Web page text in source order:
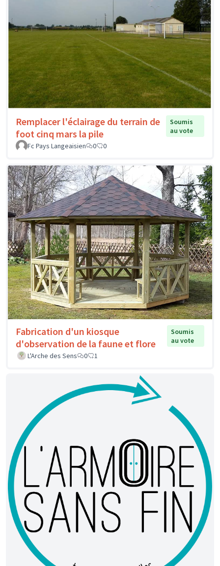
Remplacer l'éclairage du terrain de
foot cinq mars la pile
Soumis
au vote
Fc Pays Langeaisien
0 0
Fabrication d'un kiosque
d'observation de la faune et flore
Soumis
au vote
L'Arche des Sens
0 1